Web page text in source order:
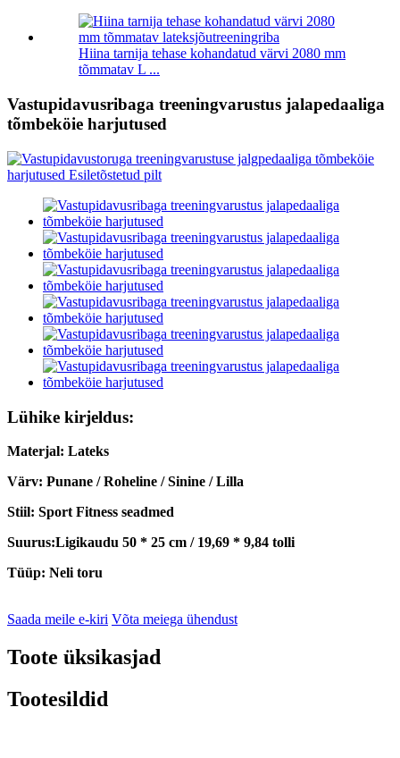
Hiina tarnija tehase kohandatud värvi 2080 mm
tõmmatav L ...
Vastupidavusribaga treeningvarustus jalapedaaliga
tõmbeköie harjutused
Lühike kirjeldus:
Materjal: Lateks
Värv: Punane / Roheline / Sinine / Lilla
Stiil: Sport Fitness seadmed
Suurus:Ligikaudu 50 * 25 cm / 19,69 * 9,84 tolli
Tüüp: Neli toru
Saada meile e-kiri Võta meiega ühendust
Toote üksikasjad
Tootesildid